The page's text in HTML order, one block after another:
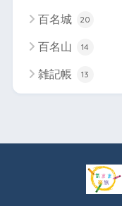
百名城 20
百名山 14
雑記帳 13